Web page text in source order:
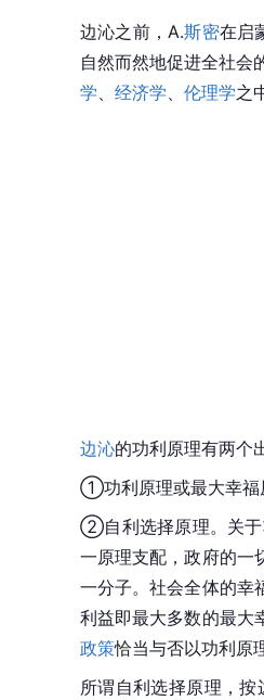
边沁之前，A.斯密在启
自然而然地促进全社会
学、 经济学、 伦理学之
边沁的功利原理有两个
①功利原理或最大幸福
②自利选择原理。关于
一原理支配，政府的一
一分子。社会全体的幸
利益即最大多数的最大
政策恰当与否以功利原
所谓自利选择原理，按